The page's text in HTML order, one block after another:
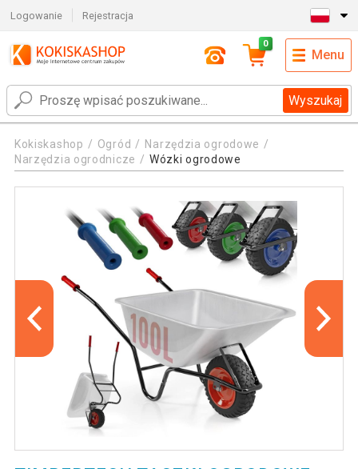
Logowanie Rejestracja
Wyszukaj
0
Menu
Kokiskashop Ogród
Narzędzia ogrodowe
Narzędzia ogrodnicze
Wózki ogrodowe